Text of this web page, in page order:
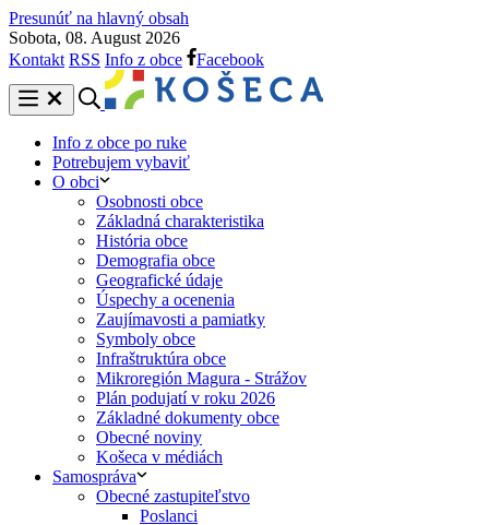
Presunúť na hlavný obsah
Sobota, 08. August 2026
Kontakt RSS Info z obce Facebook
Info z obce po ruke
Potrebujem vybaviť
O obci
Osobnosti obce
Základná charakteristika
História obce
Demografia obce
Geografické údaje
Úspechy a ocenenia
Zaujímavosti a pamiatky
Symboly obce
Infraštruktúra obce
Mikroregión Magura - Strážov
Plán podujatí v roku 2026
Základné dokumenty obce
Obecné noviny
Košeca v médiách
Samospráva
Obecné zastupiteľstvo
Poslanci